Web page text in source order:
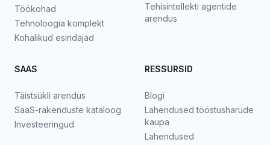
Töökohad
Tehnoloogia komplekt
Kohalikud esindajad
Tehisintellekti agentide
arendus
SAAS
Täistsükli arendus
SaaS-rakenduste kataloog
Investeeringud
RESSURSID
Blogi
Lahendused tööstusharude
kaupa
Lahendused